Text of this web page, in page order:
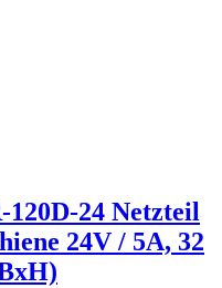
24 Netzteil
24V / 5A, 32